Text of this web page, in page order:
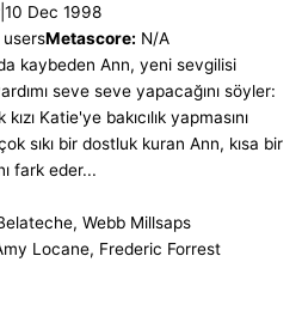
10 Dec 1998
Metascore: N/A
kaybeden Ann, yeni sevgilisi
seve seve yapacağını söyler:
Katie'ye bakıcılık yapmasını
sıkı bir dostluk kuran Ann, kısa bir
fark eder...
Webb Millsaps
Locane, Frederic Forrest